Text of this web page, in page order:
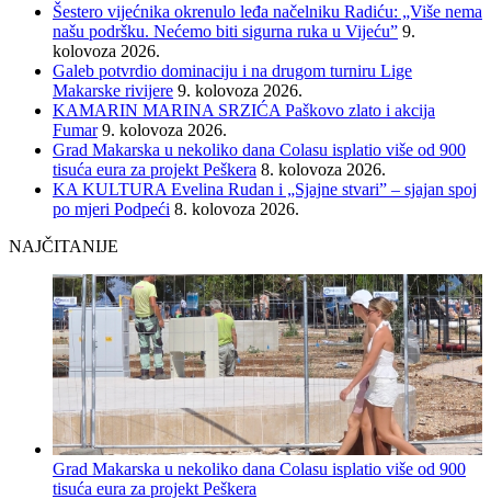
Šestero vijećnika okrenulo leđa načelniku Radiću: „Više nema
našu podršku. Nećemo biti sigurna ruka u Vijeću” 9.
kolovoza 2026.
Galeb potvrdio dominaciju i na drugom turniru Lige
Makarske rivijere 9. kolovoza 2026.
KAMARIN MARINA SRZIĆA Paškovo zlato i akcija
Fumar 9. kolovoza 2026.
Grad Makarska u nekoliko dana Colasu isplatio više od 900
tisuća eura za projekt Peškera 8. kolovoza 2026.
KA KULTURA Evelina Rudan i „Sjajne stvari” – sjajan spoj
po mjeri Podpeći 8. kolovoza 2026.
NAJČITANIJE
Grad Makarska u nekoliko dana Colasu isplatio više od 900
tisuća eura za projekt Peškera